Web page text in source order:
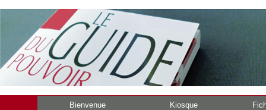
Bienvenue Kiosque